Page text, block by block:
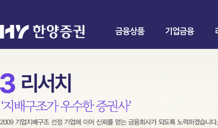
금융상품 기업금융